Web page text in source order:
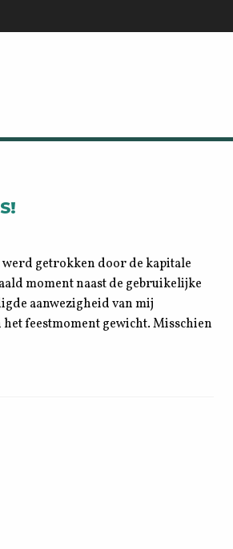
werd getrokken door de kapitale
moment naast de gebruikelijke
aanwezigheid van mij
feestmoment gewicht. Misschien